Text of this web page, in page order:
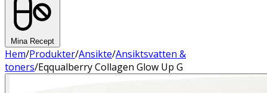
Mina Recept
Hem/Produkter/Ansikte/Ansiktsvatten &
toners/Eqqualberry Collagen Glow Up G